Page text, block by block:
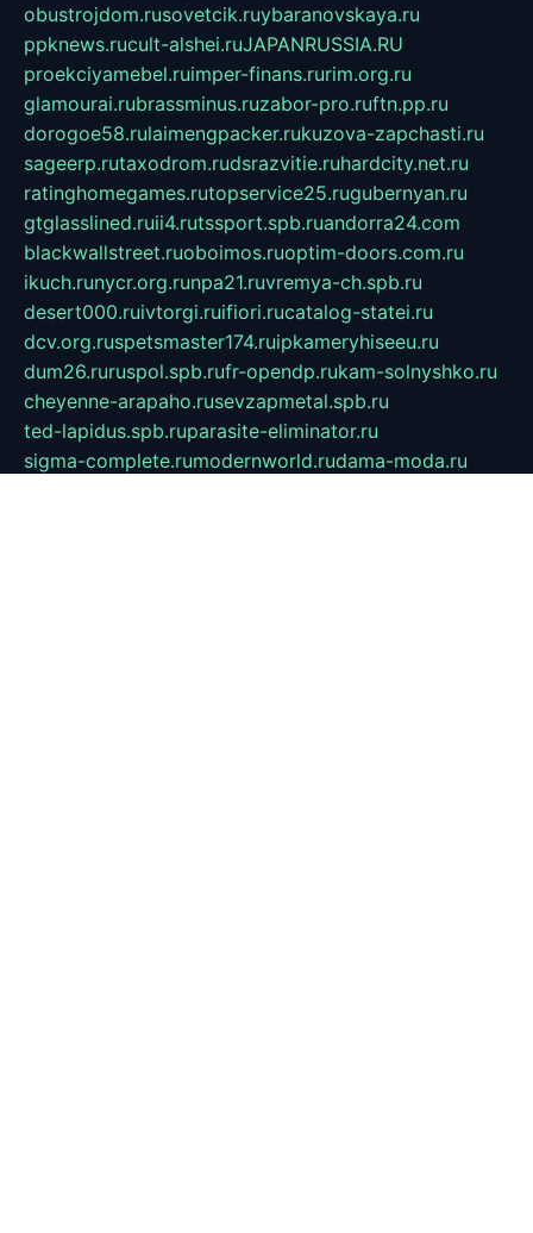
obustrojdom.rusovetcik.ruybaranovskaya.ru
ppknews.rucult-alshei.ruJAPANRUSSIA.RU
proekciyamebel.ruimper-finans.rurim.org.ru
glamourai.rubrassminus.ruzabor-pro.ruftn.pp.ru
dorogoe58.rulaimengpacker.rukuzova-zapchasti.ru
sageerp.rutaxodrom.rudsrazvitie.ruhardcity.net.ru
ratinghomegames.rutopservice25.rugubernyan.ru
gtglasslined.ruii4.rutssport.spb.ruandorra24.com
blackwallstreet.ruoboimos.ruoptim-doors.com.ru
ikuch.runycr.org.runpa21.ruvremya-ch.spb.ru
desert000.ruivtorgi.ruifiori.rucatalog-statei.ru
dcv.org.ruspetsmaster174.ruipkameryhiseeu.ru
dum26.ruruspol.spb.rufr-opendp.rukam-solnyshko.ru
cheyenne-arapaho.rusevzapmetal.spb.ru
ted-lapidus.spb.ruparasite-eliminator.ru
sigma-complete.rumodernworld.rudama-moda.ru